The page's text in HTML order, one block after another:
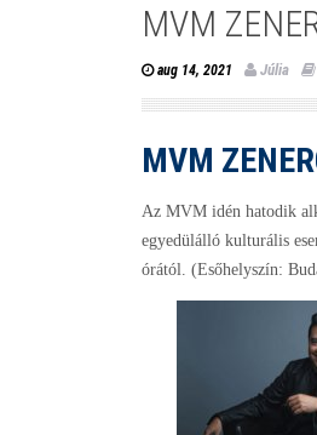
MVM
aug 14, 2021 Júlia
MVM
Az MVM idén hatodik
egyedülálló kulturális
órától. (Esőhelyszín: